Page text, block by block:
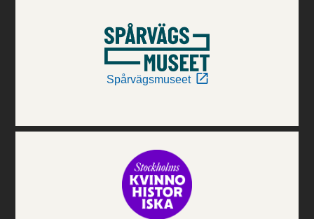
Spårvägsmuseet